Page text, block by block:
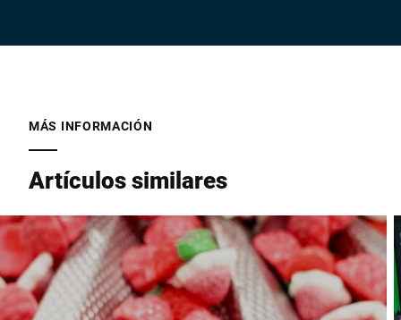
Empresa *
Email *
Teléfono *
Calle *
MÁS INFORMACIÓN
Artículos similares